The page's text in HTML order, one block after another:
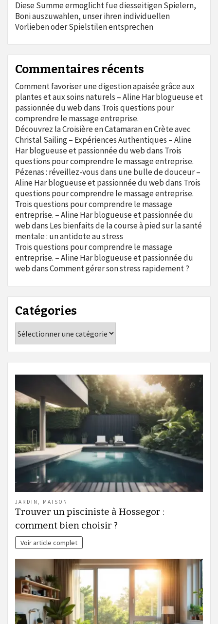
Diese Summe ermoglicht fue diesseitigen Spielern,
Boni auszuwahlen, unser ihren individuellen
Vorlieben oder Spielstilen entsprechen
Commentaires récents
Comment favoriser une digestion apaisée grâce aux
plantes et aux soins naturels – Aline Har blogueuse et
passionnée du webdans Trois questions pour
comprendre le massage entreprise.
Découvrez la Croisière en Catamaran en Crète avec
Christal Sailing – Expériences Authentiques – Aline
Har blogueuse et passionnée du webdans Trois
questions pour comprendre le massage entreprise.
Pézenas : réveillez-vous dans une bulle de douceur –
Aline Har blogueuse et passionnée du webdans Trois
questions pour comprendre le massage entreprise.
Trois questions pour comprendre le massage
entreprise. – Aline Har blogueuse et passionnée du
webdans Les bienfaits de la course à pied sur la santé
mentale : un antidote au stress
Trois questions pour comprendre le massage
entreprise. – Aline Har blogueuse et passionnée du
webdansComment gérer son stress rapidement ?
Catégories
JARDIN, MAISON
Trouver un pisciniste à Hossegor :
comment bien choisir ?
Voir article complet